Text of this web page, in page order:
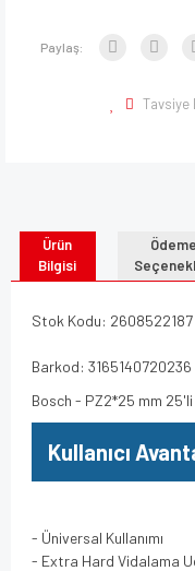
Paylaş:
Tavsiye
Ürün
Bilgisi
Ödeme
Stok Kodu: 2608522187
Barkod: 3165140720236
Bosch - PZ2*25 mm
Kullanıcı
- Üniversal Kullanımı
- Extra Hard Vidalama